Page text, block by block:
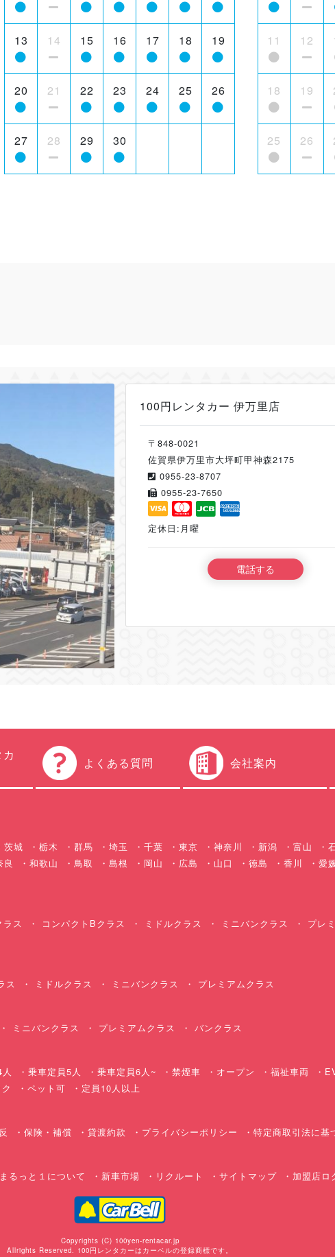
13 14 15 16 17 18 19
20 21 22 23 24 25 26
27 28 29 30
11 12
18 19
25 26
100円レンタカー 伊万里店
〒848-0021
佐賀県伊万里市大坪町甲神森2175
0955-23-8707
0955-23-7650
定休日:月曜
電話する
よくある質問 会社案内
茨城 栃木 群馬 埼玉 千葉 東京 神奈川 新潟 富山
良 和歌山 鳥取 島根 岡山 広島 山口 徳島 香川 愛
ラス コンパクトBクラス ミドルクラス ミニバンクラス プレ
ス ミドルクラス ミニバンクラス プレミアムクラス
ミニバンクラス プレミアムクラス バンクラス
乗車定員5人 乗車定員6人~ 禁煙車 オープン 福祉車両
ペット可 定員10人以上
保険・補償 貸渡約款 プライバシーポリシー 特定商取引法に基
まるっと１について 新車市場 リクルート サイトマップ 加盟店ロ
Copyrights (C) 100yen-rentacar.jp
Allrights Reserved. 100円レンタカーはカーベルの登録商標です。